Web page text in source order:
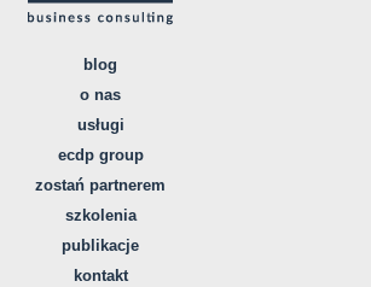
blog
o nas
usługi
ecdp group
zostań partnerem
szkolenia
publikacje
kontakt